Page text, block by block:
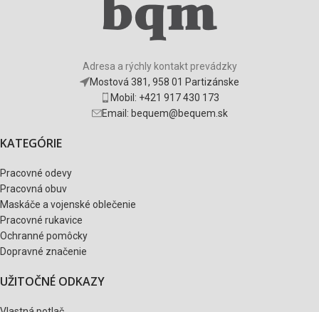
Adresa a rýchly kontakt prevádzky
Mostová 381, 958 01 Partizánske
Mobil: +421 917 430 173
Email: bequem@bequem.sk
KATEGÓRIE
Pracovné odevy
Pracovná obuv
Maskáče a vojenské oblečenie
Pracovné rukavice
Ochranné pomôcky
Dopravné značenie
UŽITOČNÉ ODKAZY